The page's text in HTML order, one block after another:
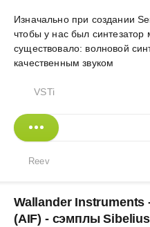
Изначально при создании
чтобы у нас был синтезатор
существовало: волновой
качественным звуком
VSTi
Reev
Wallander Instruments
(AIF) - сэмплы Sibelius